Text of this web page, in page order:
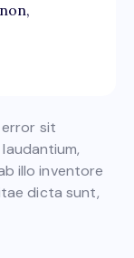
sit
illo inventore
dicta sunt,